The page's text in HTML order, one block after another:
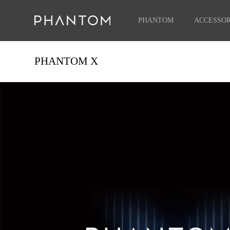
PHANTOM
PHANTOM X